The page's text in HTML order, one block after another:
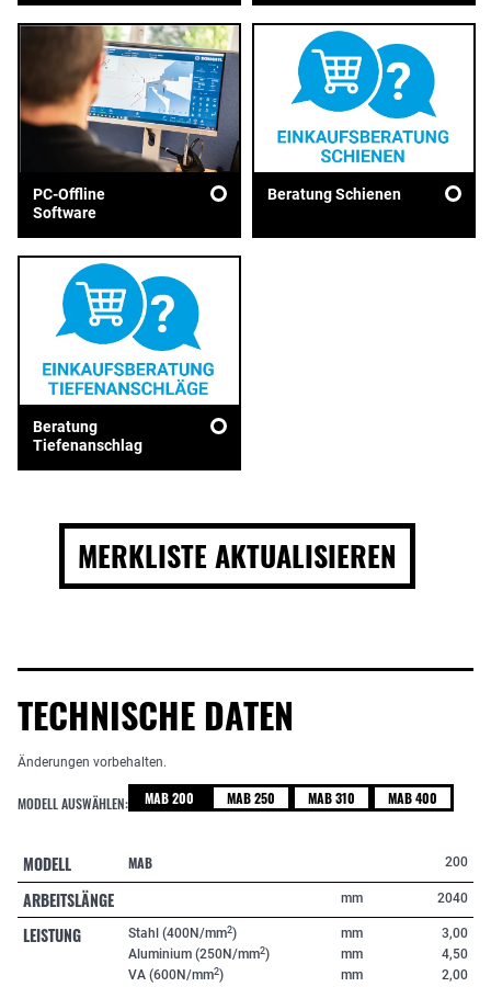
PC-Offline
Software
Beratung Schienen
Beratung
Tiefenanschlag
MERKLISTE AKTUALISIEREN
TECHNISCHE DATEN
Änderungen vorbehalten.
MODELL AUSWÄHLEN: MAB 200 MAB 250 MAB 310 MAB 400
MODELL MAB 200
ARBEITSLÄNGE mm 2040
LEISTUNG Stahl (400N/mm2)
Aluminium (250N/mm2)
VA (600N/mm2)
mm
mm
mm
3,00
4,50
2,00